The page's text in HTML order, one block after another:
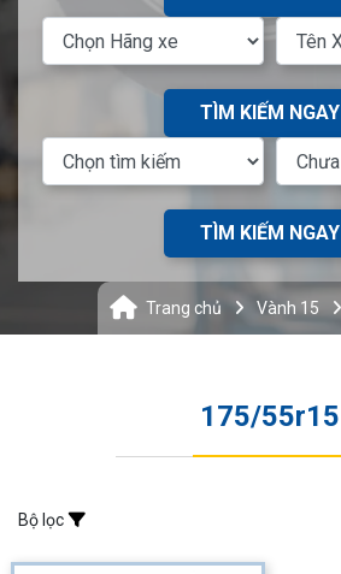
TÌM KIẾM NGAY
TÌM KIẾM NGAY
Trang chủ Vành 15
175/55r15
Bộ lọc